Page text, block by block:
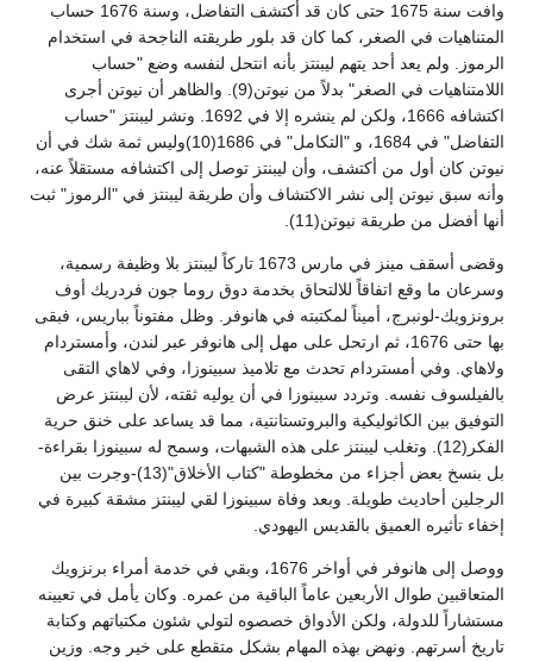
وافت سنة 1675 حتى كان قد أكتشف التفاضل، وسنة 1676 حساب
المتناهيات في الصغر، كما كان قد بلور طريقته الناجحة في استخدام
الرموز. ولم يعد أحد يتهم ليبنتز بأنه انتحل لنفسه وضع "حساب
اللامتناهيات في الصغر" بدلاً من نيوتن(9). والظاهر أن نيوتن أجرى
اكتشافه 1666، ولكن لم ينشره إلا في 1692. ونشر ليبنتز "حساب
التفاضل" في 1684، و "التكامل" في 1686(10)وليس ثمة شك في أن
نيوتن كان أول من أكتشف، وأن ليبنتز توصل إلى اكتشافه مستقلاً عنه،
وأنه سبق نيوتن إلى نشر الاكتشاف وأن طريقة ليبنتز في "الرموز" ثبت
أنها أفضل من طريقة نيوتن(11).
وقضى أسقف مينز في مارس 1673 تاركاً ليبنتز بلا وظيفة رسمية،
وسرعان ما وقع اتفاقاً للالتحاق بخدمة دوق روما جون فردريك أوف
برونزويك-لونبرج، أميناً لمكتبته في هانوفر. وظل مفتوناً بباريس، فبقى
بها حتى 1676، ثم ارتحل على مهل إلى هانوفر عبر لندن، وأمستردام
ولاهاي. وفي أمستردام تحدث مع تلاميذ سبينوزا، وفي لاهاي التقى
بالفيلسوف نفسه. وتردد سبينوزا في أن يوليه ثقته، لأن ليبنتز عرض
التوفيق بين الكاثوليكية والبروتستانتية، مما قد يساعد على خنق حرية
الفكر(12). وتغلب ليبنتز على هذه الشبهات، وسمح له سبينوزا بقراءة-
بل بنسخ بعض أجزاء من مخطوطة "كتاب الأخلاق"(13)-وجرت بين
الرجلين أحاديث طويلة. وبعد وفاة سبينوزا لقي ليبنتز مشقة كبيرة في
إخفاء تأثيره العميق بالقديس اليهودي.
ووصل إلى هانوفر في أواخر 1676، وبقي في خدمة أمراء برنزويك
المتعاقبين طوال الأربعين عاماً الباقية من عمره. وكان يأمل في تعيينه
مستشاراً للدولة، ولكن الأدواق خصصوه لتولي شئون مكتباتهم وكتابة
تاريخ أسرتهم. ونهض بهذه المهام بشكل متقطع على خير وجه. وزين